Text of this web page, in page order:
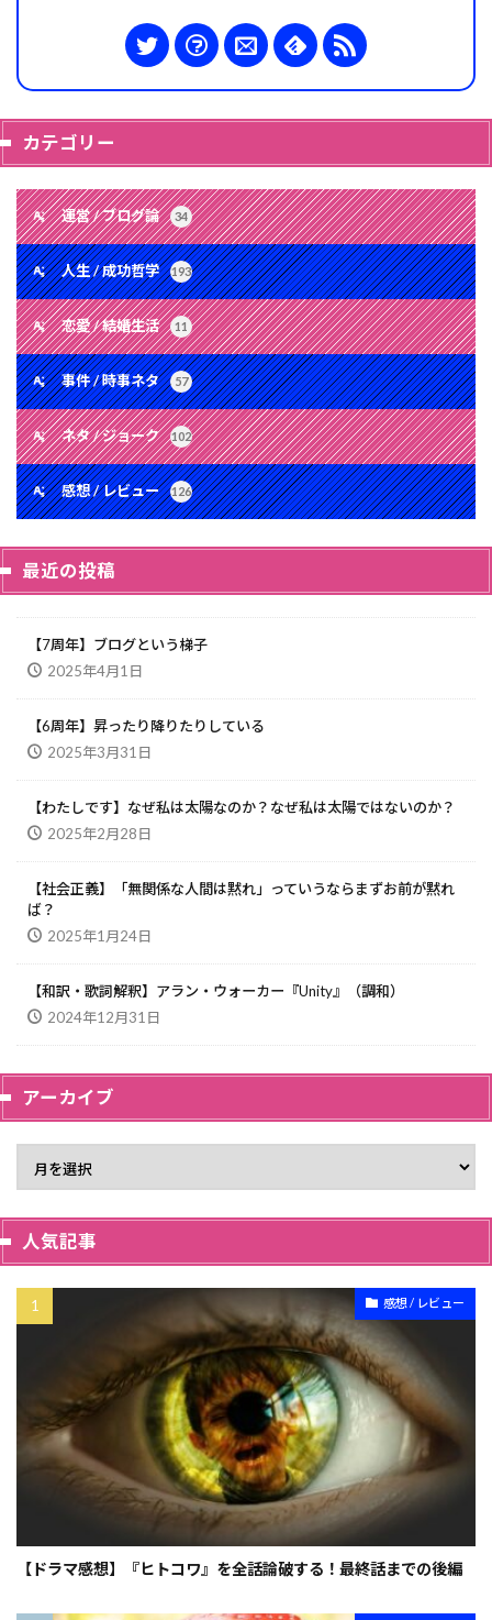
カテゴリー
運営 / ブログ論 34
人生 / 成功哲学 193
恋愛 / 結婚生活 11
事件 / 時事ネタ 57
ネタ / ジョーク 102
感想 / レビュー 126
最近の投稿
【7周年】ブログという梯子
2025年4月1日
【6周年】昇ったり降りたりしている
2025年3月31日
【わたしです】なぜ私は太陽なのか？なぜ私は太陽ではないのか？
2025年2月28日
【社会正義】「無関係な人間は黙れ」っていうならまずお前が黙れ
ば？
2025年1月24日
【和訳・歌詞解釈】アラン・ウォーカー『Unity』（調和）
2024年12月31日
アーカイブ
人気記事
感想 / レビュー
【ドラマ感想】『ヒトコワ』を全話論破する！最終話までの後編